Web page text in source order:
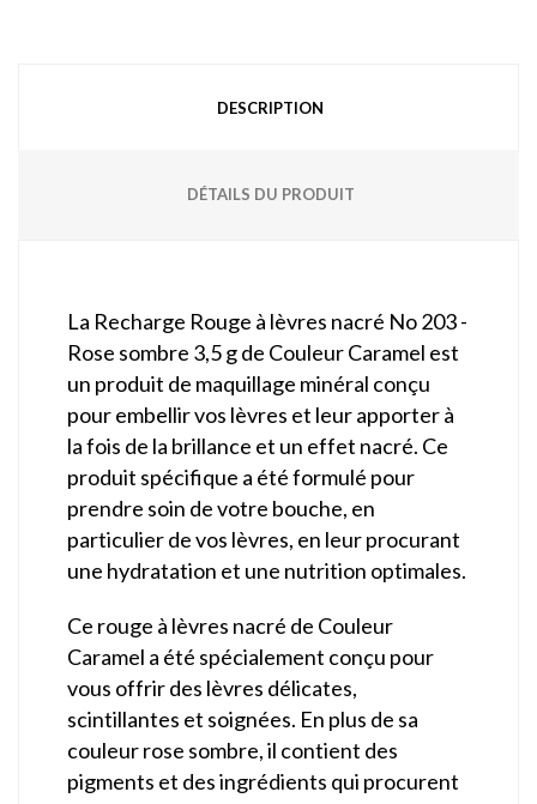
DESCRIPTION
DÉTAILS DU PRODUIT
La Recharge Rouge à lèvres nacré No 203 -
Rose sombre 3,5 g de Couleur Caramel est
un produit de maquillage minéral conçu
pour embellir vos lèvres et leur apporter à
la fois de la brillance et un effet nacré. Ce
produit spécifique a été formulé pour
prendre soin de votre bouche, en
particulier de vos lèvres, en leur procurant
une hydratation et une nutrition optimales.
Ce rouge à lèvres nacré de Couleur
Caramel a été spécialement conçu pour
vous offrir des lèvres délicates,
scintillantes et soignées. En plus de sa
couleur rose sombre, il contient des
pigments et des ingrédients qui procurent